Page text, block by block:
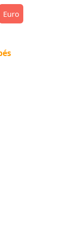
Euro